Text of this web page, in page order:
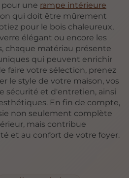
pour une rampe intérieure
qui doit être mûrement
pour le bois chaleureux,
élégant ou encore les
chaque matériau présente
qui peuvent enrichir
faire votre sélection, prenez
le style de votre maison, vos
sécurité et d'entretien, ainsi
En fin de compte,
non seulement complète
mais contribue
et au confort de votre foyer.